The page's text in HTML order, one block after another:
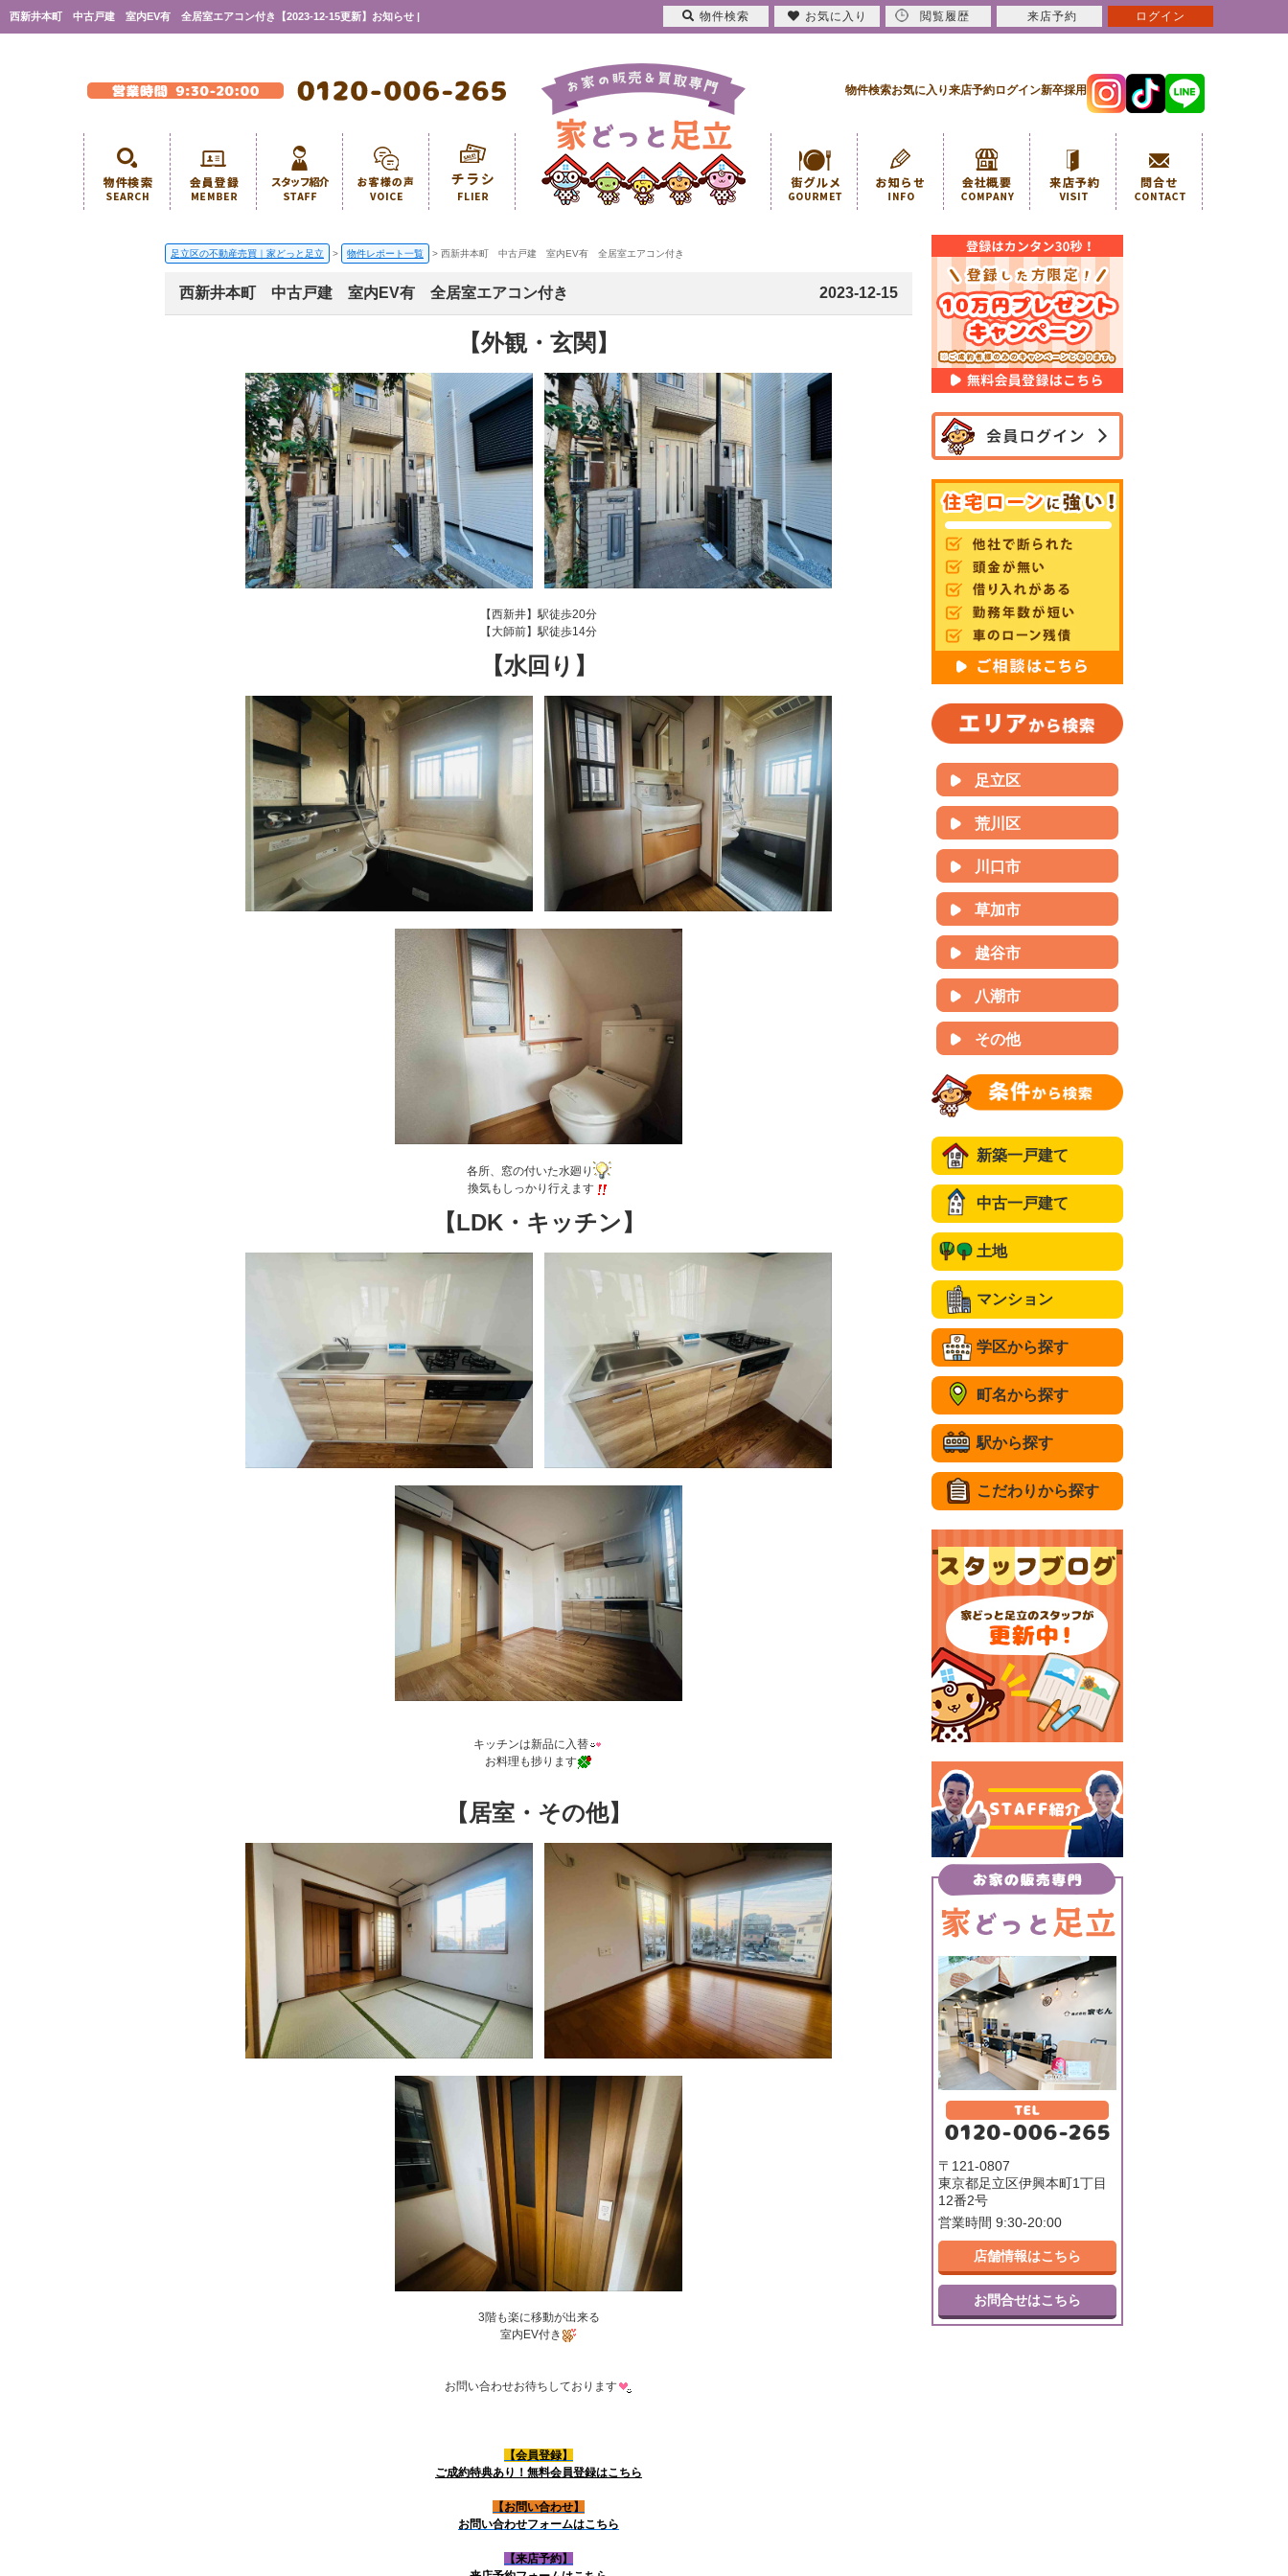
西新井本町 中古戸建 室内EV有 全居室エアコン付き【2023-12-15更新】お知らせ |
物件検索お気に入り来店予約ログイン新卒採用
足立区の不動産売買｜家どっと足立 > 物件レポート一覧 > 西新井本町 中古戸建 室内EV有 全居室エアコン付き
西新井本町 中古戸建 室内EV有 全居室エアコン付き 2023-12-15
【外観・玄関】
【西新井】駅徒歩20分
【大師前】駅徒歩14分
【水回り】
各所、窓の付いた水廻り
換気もしっかり行えます
【LDK・キッチン】
キッチンは新品に入替
お料理も捗ります
【居室・その他】
3階も楽に移動が出来る
室内EV付き
お問い合わせお待ちしております
【会員登録】
ご成約特典あり！無料会員登録はこちら
【お問い合わせ】
お問い合わせフォームはこちら
【来店予約】
足立区
荒川区
川口市
草加市
越谷市
八潮市
その他
新築一戸建て
中古一戸建て
土地
マンション
学区から探す
町名から探す
駅から探す
こだわりから探す
〒121-0807
東京都足立区伊興本町1丁目
12番2号
営業時間 9:30-20:00
店舗情報はこちら
お問合せはこちら
物件検索 お気に入り 閲覧履歴 来店予約 ログイン